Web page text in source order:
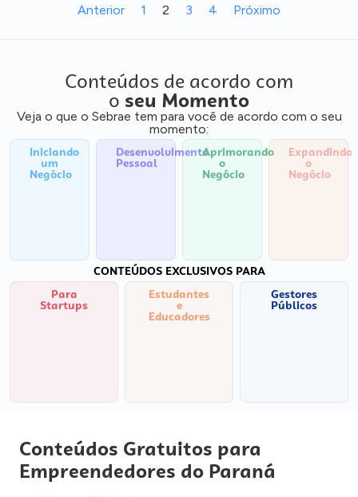
Anterior 1 2 3 4 Próximo
Conteúdos de acordo com
o seu Momento
Veja o que o Sebrae tem para você de acordo com o seu
momento:
Iniciando
um
Negócio
Desenvolvimento
Pessoal
Aprimorando
o
Negócio
Expandindo
o
Negócio
CONTEÚDOS EXCLUSIVOS PARA
Para
Startups
Estudantes
e
Educadores
Gestores
Públicos
Conteúdos Gratuitos para
Empreendedores do Paraná